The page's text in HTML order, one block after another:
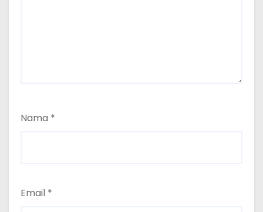
Nama *
Email *